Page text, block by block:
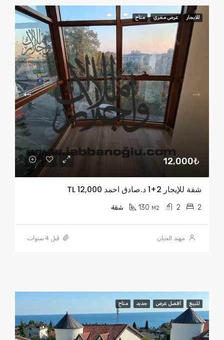
للايجار عرض مغري متاح
12,000₺
شقة للإيجار 2+1 د.صادق احمد TL 12,000
2
2
130 M2 شقة
مهند الجبان قبل 4 سنوات
للبيع أفضل عرض جديد متاح